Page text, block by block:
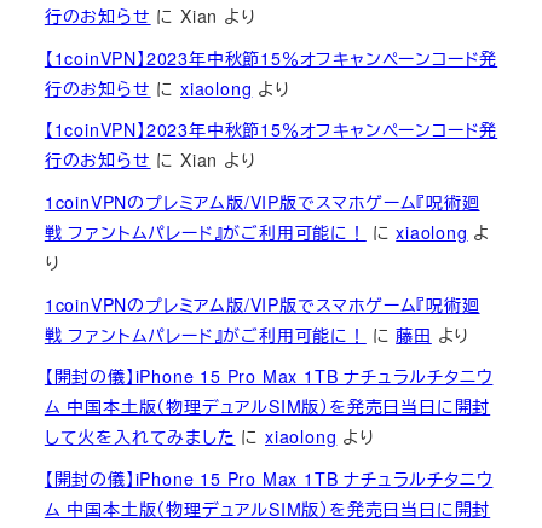
行のお知らせ にXian より
【1coinVPN】2023年中秋節15％オフキャンペーンコード発
行のお知らせ にxiaolong より
【1coinVPN】2023年中秋節15％オフキャンペーンコード発
行のお知らせ にXian より
1coinVPNのプレミアム版/VIP版でスマホゲーム『呪術廻
戦 ファントムパレード』がご利用可能に！
にxiaolong よ
り
1coinVPNのプレミアム版/VIP版でスマホゲーム『呪術廻
戦 ファントムパレード』がご利用可能に！
に藤田 より
【開封の儀】iPhone 15 Pro Max 1TB ナチュラルチタニウ
ム 中国本土版（物理デュアルSIM版）を発売日当日に開封
して火を入れてみました にxiaolong より
【開封の儀】iPhone 15 Pro Max 1TB ナチュラルチタニウ
ム 中国本土版（物理デュアルSIM版）を発売日当日に開封